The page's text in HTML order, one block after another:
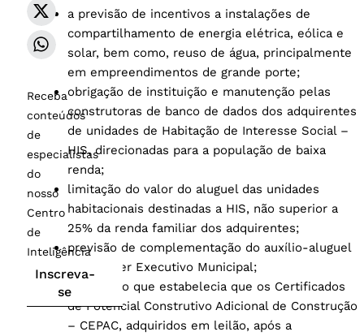
a previsão de incentivos a instalações de
compartilhamento de energia elétrica, eólica e
solar, bem como, reuso de água, principalmente
em empreendimentos de grande porte;
obrigação de instituição e manutenção pelas
construtoras de banco de dados dos adquirentes
de unidades de Habitação de Interesse Social –
HIS, direcionadas para a população de baixa
renda;
limitação do valor do aluguel das unidades
habitacionais destinadas a HIS, não superior a
25% da renda familiar dos adquirentes;
previsão de complementação do auxílio-aluguel
pelo Poder Executivo Municipal;
disposição que estabelecia que os Certificados
de Potencial Construtivo Adicional de Construção
– CEPAC, adquiridos em leilão, após a
Receba
conteúdos
de
especialistas
do
nosso
Centro
de
Inteligência
Inscreva-
se